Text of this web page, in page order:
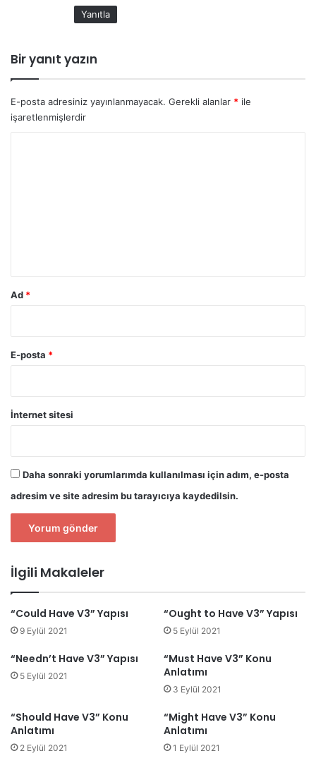
Yanıtla
Bir yanıt yazın
E-posta adresiniz yayınlanmayacak. Gerekli alanlar * ile
işaretlenmişlerdir
Ad *
E-posta *
İnternet sitesi
Daha sonraki yorumlarımda kullanılması için adım, e-posta
adresim ve site adresim bu tarayıcıya kaydedilsin.
İlgili Makaleler
“Could Have V3” Yapısı
9 Eylül 2021
“Ought to Have V3” Yapısı
5 Eylül 2021
“Needn’t Have V3” Yapısı
5 Eylül 2021
“Must Have V3” Konu
Anlatımı
3 Eylül 2021
“Should Have V3” Konu
Anlatımı
2 Eylül 2021
“Might Have V3” Konu
Anlatımı
1 Eylül 2021